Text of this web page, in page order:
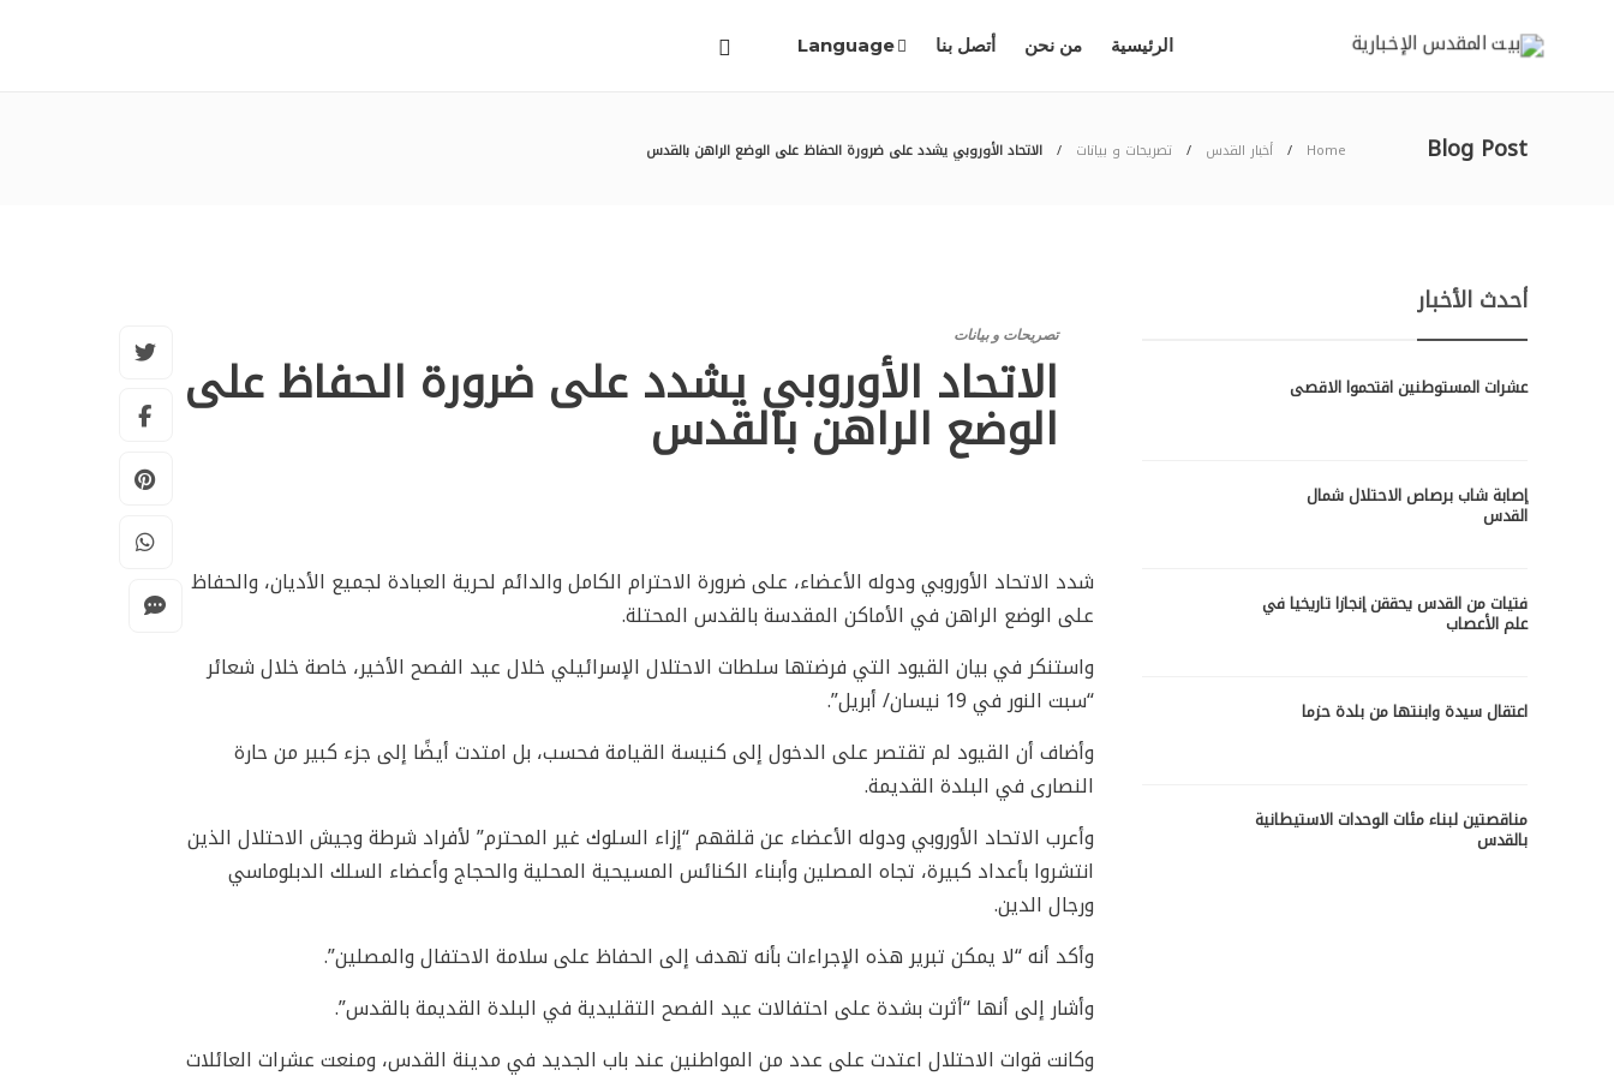
الرئيسية من نحن أتصل بنا Language
Blog Post
Home أخبار القدس تصريحات و بيانات الاتحاد الأوروبي يشدد على ضرورة الحفاظ على الوضع الراهن بالقدس
تصريحات و بيانات
الاتحاد الأوروبي يشدد على ضرورة الحفاظ على
الوضع الراهن بالقدس
شدد الاتحاد الأوروبي ودوله الأعضاء، على ضرورة الاحترام الكامل والدائم لحرية العبادة لجميع الأديان، والحفاظ
على الوضع الراهن في الأماكن المقدسة بالقدس المحتلة.
واستنكر في بيان القيود التي فرضتها سلطات الاحتلال الإسرائيلي خلال عيد الفصح الأخير، خاصة خلال شعائر
“سبت النور في 19 نيسان/ أبريل”.
وأضاف أن القيود لم تقتصر على الدخول إلى كنيسة القيامة فحسب، بل امتدت أيضًا إلى جزء كبير من حارة
النصارى في البلدة القديمة.
وأعرب الاتحاد الأوروبي ودوله الأعضاء عن قلقهم “إزاء السلوك غير المحترم” لأفراد شرطة وجيش الاحتلال الذين
انتشروا بأعداد كبيرة، تجاه المصلين وأبناء الكنائس المسيحية المحلية والحجاج وأعضاء السلك الدبلوماسي
ورجال الدين.
وأكد أنه “لا يمكن تبرير هذه الإجراءات بأنه تهدف إلى الحفاظ على سلامة الاحتفال والمصلين”.
وأشار إلى أنها “أثرت بشدة على احتفالات عيد الفصح التقليدية في البلدة القديمة بالقدس”.
وكانت قوات الاحتلال اعتدت على عدد من المواطنين عند باب الجديد في مدينة القدس، ومنعت عشرات العائلات
أحدث الأخبار
عشرات المستوطنين اقتحموا الاقصى
إصابة شاب برصاص الاحتلال شمال
القدس
فتيات من القدس يحققن إنجازا تاريخيا في
علم الأعصاب
اعتقال سيدة وابنتها من بلدة حزما
مناقصتين لبناء مئات الوحدات الاستيطانية
بالقدس